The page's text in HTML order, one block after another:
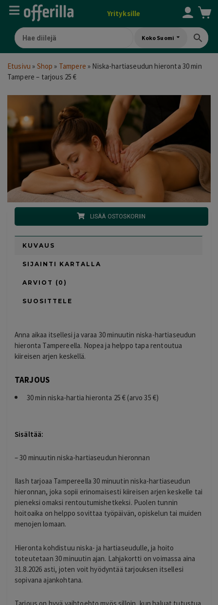
Yrityksille
Koko Suomi
Etusivu » Shop » Tampere » Niska-hartiaseudun hieronta 30 min
Tampere – tarjous 25 €
LISÄÄ OSTOSKORIIN
KUVAUS
SIJAINTI KARTALLA
ARVIOT (0)
SUOSITTELE
Anna aikaa itsellesi ja varaa 30 minuutin niska-hartiaseudun
hieronta Tampereella. Nopea ja helppo tapa rentoutua
kiireisen arjen keskellä.
TARJOUS
30 min niska-hartia hieronta 25 € (arvo 35 €)
Sisältää:
– 30 minuutin niska-hartiaseudun hieronnan
Ilash tarjoaa Tampereella 30 minuutin niska-hartiaseudun
hieronnan, joka sopii erinomaisesti kiireisen arjen keskelle tai
pieneksi omaksi rentoutumishetkeksi. Puolen tunnin
hoitoaika on helppo sovittaa työpäivän, opiskelun tai muiden
menojen lomaan.
Hieronta kohdistuu niska- ja hartiaseudulle, ja hoito
toteutetaan 30 minuutin ajan. Lahjakortti on voimassa aina
31.8.2026 asti, joten voit hyödyntää tarjouksen itsellesi
sopivana ajankohtana.